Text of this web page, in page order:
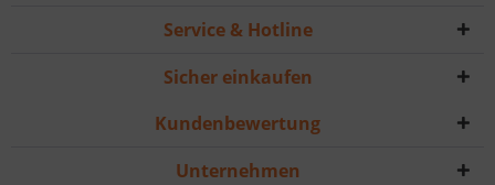
Service & Hotline
Sicher einkaufen
Kundenbewertung
Unternehmen